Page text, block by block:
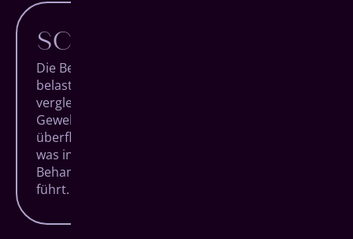
SCHONENDER
Die Behandlung mit dem All-on-4 System
belastet den Organismus deutlich weniger als
vergleichbare Eingriffe. Das umliegende
Gewebe wird durch den Verzicht auf
überflüssige Implantate besonders geschont,
was insgesamt zu einer schmerzärmeren
Behandlung und entspannteren Patienten
führt.